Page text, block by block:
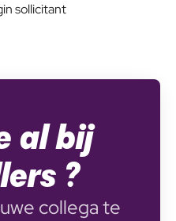
sollicitant
al bij
?
collega te